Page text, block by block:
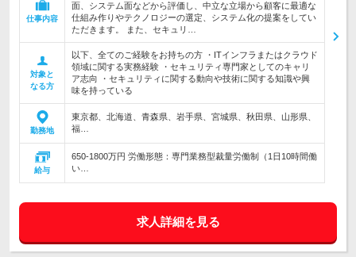
仕事内容
面、システム面などから評価し、中立な立場から顧客に最適な
仕組み作りやテクノロジーの選定、システム化の提案をしてい
ただきます。 また、セキュリ…
対象と
なる方
以下、全てのご経験をお持ちの方 ・ITインフラまたはクラウド
領域に関する実務経験 ・セキュリティ専門家としてのキャリ
ア志向 ・セキュリティに関する動向や技術に関する知識や興
味を持っている
勤務地
東京都、北海道、青森県、岩手県、宮城県、秋田県、山形県、
福…
給与
650-1800万円 労働形態：専門業務型裁量労働制（1日10時間働
い…
求人詳細を見る